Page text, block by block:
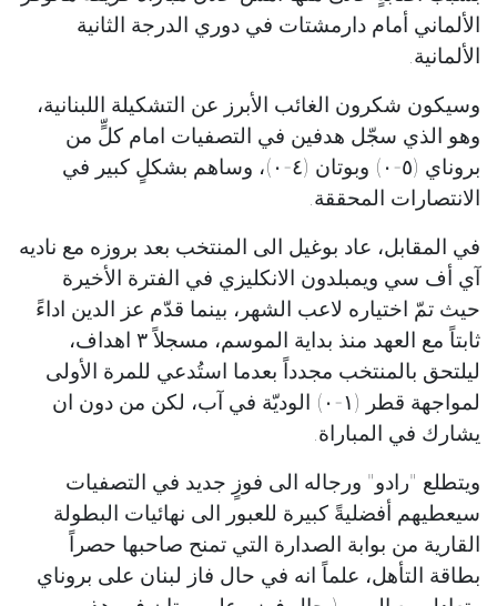
الألماني أمام دارمشتات في دوري الدرجة الثانية
الألمانية.
وسيكون شكرون الغائب الأبرز عن التشكيلة اللبنانية،
وهو الذي سجّل هدفين في التصفيات امام كلٍّ من
بروناي (٥-٠) وبوتان (٤-٠)، وساهم بشكلٍ كبير في
الانتصارات المحققة.
في المقابل، عاد بوغيل الى المنتخب بعد بروزه مع ناديه
آي أف سي ويمبلدون الانكليزي في الفترة الأخيرة
حيث تمّ اختياره لاعب الشهر، بينما قدّم عز الدين اداءً
ثابتاً مع العهد منذ بداية الموسم، مسجلاً ٣ اهداف،
ليلتحق بالمنتخب مجدداً بعدما استُدعي للمرة الأولى
لمواجهة قطر (١-٠) الوديّة في آب، لكن من دون ان
يشارك في المباراة.
ويتطلع "رادو" ورجاله الى فوزٍ جديد في التصفيات
سيعطيهم أفضليةً كبيرة للعبور الى نهائيات البطولة
القارية من بوابة الصدارة التي تمنح صاحبها حصراً
بطاقة التأهل، علماً انه في حال فاز لبنان على بروناي